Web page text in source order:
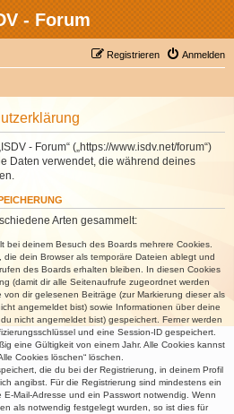
- Forum
Anmelden
Registrieren
- Forum“ („https://www.isdv.net/forum“)
Daten verwendet, die während deines
Arten gesammelt:
bei deinem Besuch des Boards mehrere Cookies.
die dein Browser als temporäre Dateien ablegt und
des Boards erhalten bleiben. In diesen Cookies
(damit dir alle Seitenaufrufe zugeordnet werden
dir gelesenen Beiträge (zur Markierung dieser als
angemeldet bist) sowie Informationen über deine
nicht angemeldet bist) gespeichert. Ferner werden
und eine Session-ID gespeichert.
eine Gültigkeit von einem Jahr. Alle Cookies kannst
Cookies löschen“ löschen.
die du bei der Registrierung, in deinem Profil
angibst. Für die Registrierung sind mindestens ein
Mail-Adresse und ein Passwort notwendig. Wenn
als notwendig festgelegt wurden, so ist dies für